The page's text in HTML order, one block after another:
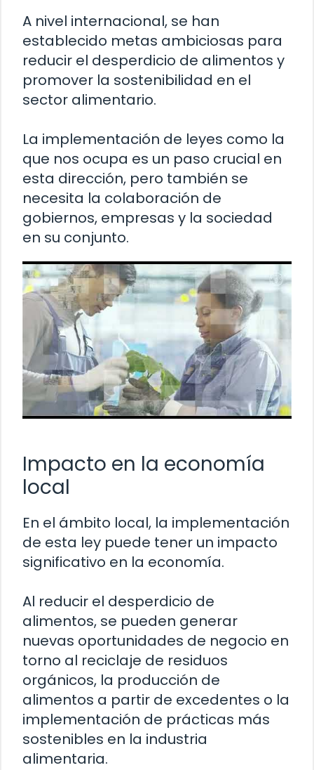
A nivel internacional, se han
establecido metas ambiciosas para
reducir el desperdicio de alimentos y
promover la sostenibilidad en el
sector alimentario.
La implementación de leyes como la
que nos ocupa es un paso crucial en
esta dirección, pero también se
necesita la colaboración de
gobiernos, empresas y la sociedad
en su conjunto.
Impacto en la economía
local
En el ámbito local, la implementación
de esta ley puede tener un impacto
significativo en la economía.
Al reducir el desperdicio de
alimentos, se pueden generar
nuevas oportunidades de negocio en
torno al reciclaje de residuos
orgánicos, la producción de
alimentos a partir de excedentes o la
implementación de prácticas más
sostenibles en la industria
alimentaria.